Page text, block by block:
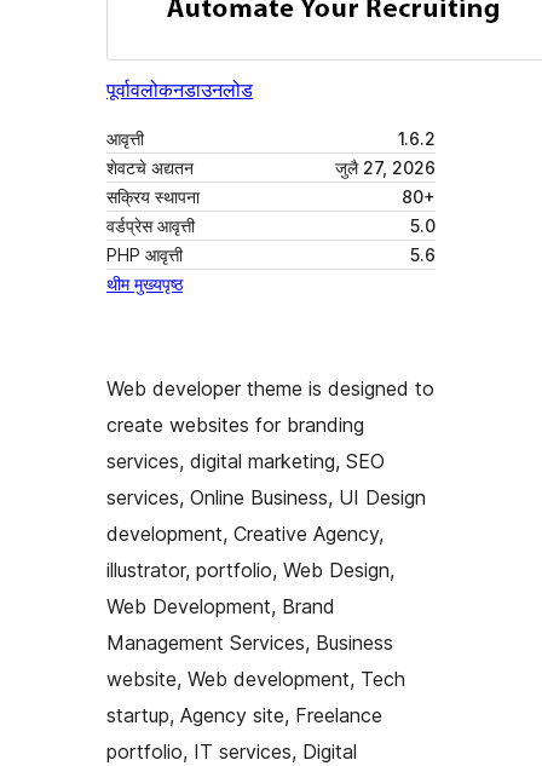
पूर्वावलोकनडाउनलोड
आवृत्ती
1.6.2
शेवटचे अद्यतन
जुलै 27, 2026
सक्रिय स्थापना
80+
वर्डप्रेस आवृत्ती
5.0
PHP आवृत्ती
5.6
थीम मुख्यपृष्ठ
Web developer theme is designed to
create websites for branding
services, digital marketing, SEO
services, Online Business, UI Design
development, Creative Agency,
illustrator, portfolio, Web Design,
Web Development, Brand
Management Services, Business
website, Web development, Tech
startup, Agency site, Freelance
portfolio, IT services, Digital